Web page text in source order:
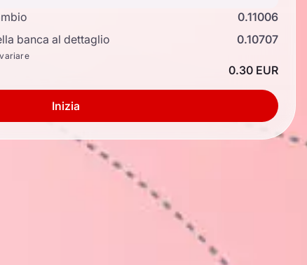
0.11006
banca al dettaglio
0.10707
0.30 EUR
Inizia